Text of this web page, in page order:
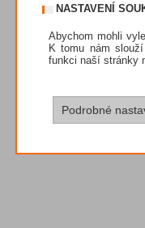
NASTAVENÍ
Abychom mohli
K tomu nám
funkci naší stránky
Podrobné